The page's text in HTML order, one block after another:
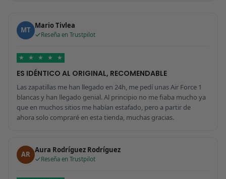
MT Mario Tivlea
Reseña en Trustpilot
★ ★ ★ ★ ★
ES IDÉNTICO AL ORIGINAL, RECOMENDABLE
Las zapatillas me han llegado en 24h, me pedí unas Air Force 1
blancas y han llegado genial. Al principio no me fiaba mucho ya
que en muchos sitios me habían estafado, pero a partir de
ahora solo compraré en esta tienda, muchas gracias.
AR Aura Rodríguez Rodríguez
Reseña en Trustpilot